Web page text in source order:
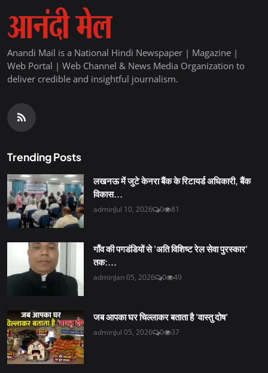
Anandi Mail is a National Hindi Newspaper | Magazine |
Web Portal | Web Channel & News Media Organization to
deliver credible and insightful journalism.
Trending Posts
लखनऊ में जुटे केनरा बैंक के रिटायर्ड अधिकारी, बैंक
विकास...
adminJul 10, 2026 0 81
गाँव की पगडंडियों से 'अति विशिष्ट रेल सेवा पुरस्कार'
तक:...
adminJan 05, 2026 0 49
जब आपका घर चिल्लाकर बताता है 'वास्तु दोष'
adminJul 05, 2026 0 37